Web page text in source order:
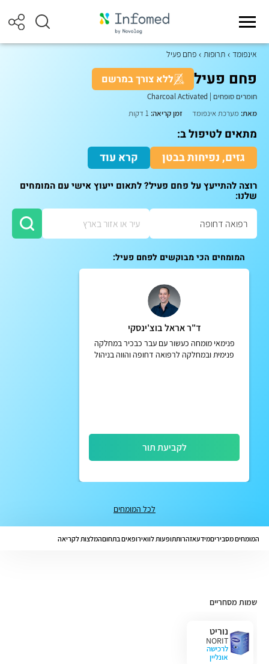
אינפומד תרופות פחם פעיל
פחם פעיל ללא צורך במרשם
חומרים סופחים
Charcoal Activated
מאת: מערכת אינפומד זמן קריאה:
מתאים לטיפול ב:
גזים, נפיחות בבטן
קרא עוד
רוצה להתייעץ על פחם פעיל? לתאום ייעוץ אישי עם המומחים
שלנו:
המומחים הכי מבוקשים לפחם פעיל:
ד"ר אראל בוצ'ינסקי
פנימאי מומחה כעשור עם עבר כבכיר במחלקה
פנימית ובמחלקה לרפואה דחופה והווה בניהול
לקביעת תור
לכל המומחים
המומחים מסביריםמידעאזהרותתופעות לוואירופאים בתחוםהמלצות לקריאה
שמות מסחריים
נוריט
NORIT
לרכישה
אונליין